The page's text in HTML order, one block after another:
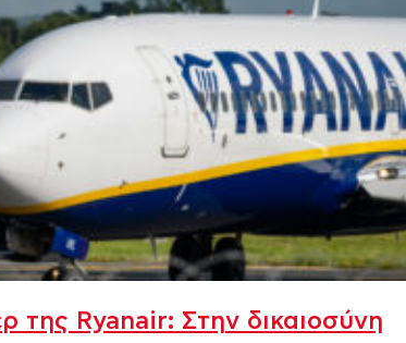
της Ryanair: Στην δικαιοσύνη